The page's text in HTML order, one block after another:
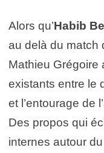
Alors qu’Habib
au delà du match
Mathieu Grégoire
existants entre le
et l’entourage de
Des propos qui
internes autour